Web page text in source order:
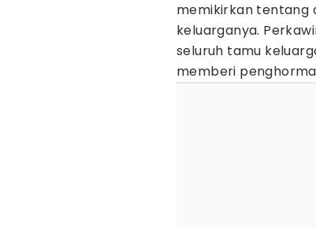
memikirkan tentang
keluarganya.
seluruh tamu
memberi